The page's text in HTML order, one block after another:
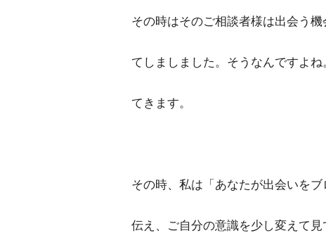
その時はそのご相談者様は出会う
てしましました。そうなんですよ
てきます。
その時、私は「あなたが出会いを
伝え、ご自分の意識を少し変えて